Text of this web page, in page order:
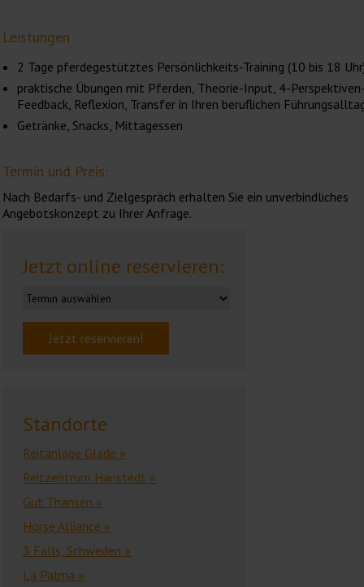
Leistungen
2 Tage pferdegestütztes Persönlichkeits-Training (10 bis 18
praktische Übungen mit Pferden, Theorie-Input, 4-
Feedback, Reflexion, Transfer in Ihren beruflichen
Getränke, Snacks, Mittagessen
Termin und Preis:
Nach Bedarfs- und Zielgespräch erhalten Sie ein unverbindliches
Angebotskonzept zu Ihrer Anfrage.
Jetzt online reservieren:
Standorte
Reitanlage Glade »
Reitzentrum Hanstedt »
Gut Thansen »
Horse Alliance »
3 Falls, Schweden »
La Palma »